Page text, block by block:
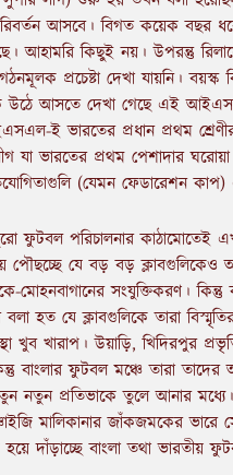
আসবে। বিগত কয়েক বছর
আহামরি কিছুই নয়। উপরন্তু
প্রচেষ্টা দেখা যায়নি। বয়স্ক
উঠে আসতে দেখা গেছে এই
ই ভারতের প্রধান প্রথম
যা ভারতের প্রথম পেশাদার
(যেমন ফেডারেশন
ফুটবল পরিচালনার কাঠামোতেই
যে বড় বড় ক্লাবগুলিকেও
মোহনবাগানের সংযুক্তিকরণ।
হত যে ক্লাবগুলিকে তারা
খুব খারাপ। উয়াড়ি, খিদিরপুর
বাংলার ফুটবল মঞ্চে তারা
নতুন প্রতিভাকে তুলে আনার
মালিকানার জাঁকজমকের
হয়ে দাঁড়াচ্ছে বাংলা তথা ভারতীয়